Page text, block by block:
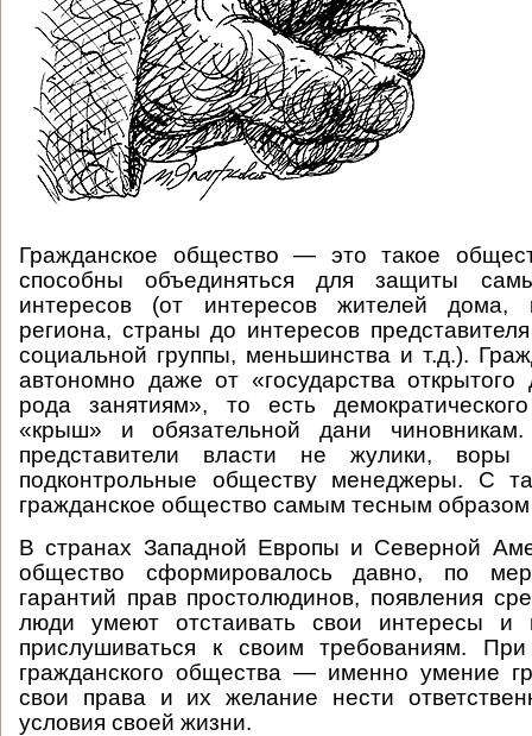
Гражданское общество — это такое
способны объединяться для защиты
интересов (от интересов жителей дома,
региона, страны до интересов
социальной группы, меньшинства и т.д.).
автономно даже от «государства открытого
рода занятиям», то есть
«крыш» и обязательной дани чиновникам.
представители власти не жулики, воры
подконтрольные обществу менеджеры. С
гражданское общество самым тесным образом
В странах Западной Европы и Северной
общество сформировалось давно, по
гарантий прав простолюдинов, появления
люди умеют отстаивать свои интересы и
прислушиваться к своим требованиям.
гражданского общества — именно умение
свои права и их желание нести
условия своей жизни.